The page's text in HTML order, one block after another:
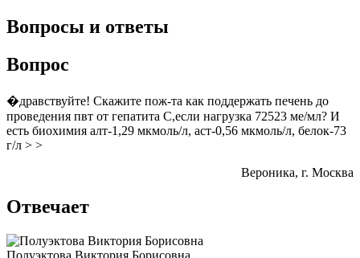
Вопросы и ответы
Вопрос
�дравствуйте! Скажите пож-та как поддержать печень до
проведения пвт от гепатита С,если нагрузка 72523 ме/мл? И
есть биохимия алт-1,29 мкмоль/л, аст-0,56 мкмоль/л, белок-73
г/л > >
Вероника, г. Москва
Отвечает
Полуэктова Виктория Борисовна